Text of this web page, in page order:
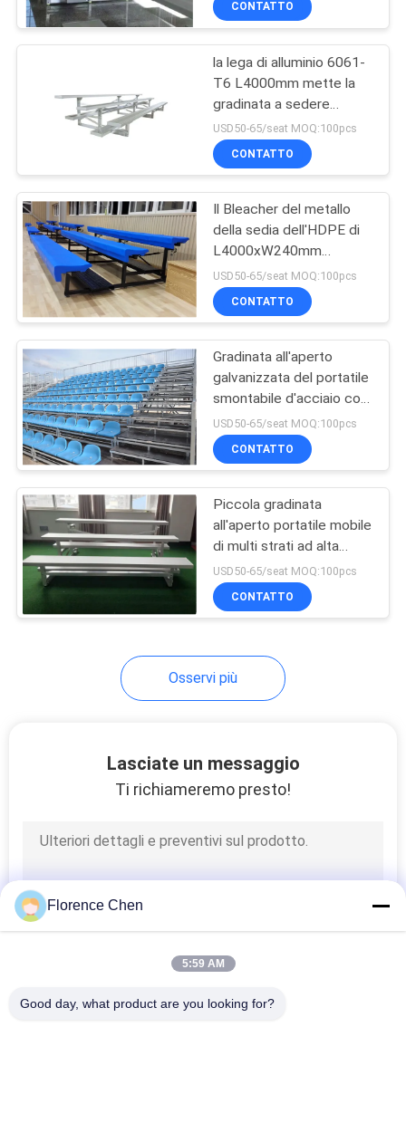
Sedie pieganti della
sala
Sedie del cinema
Conferenza Hall
Chair With Desk
sedie di scrittorio
Sedie di formazione
della stanza
Sedia aspettante
dell'aeroporto
CONTATTO
la lega di alluminio 6061-
T6 L4000mm mette la
gradinata a sedere
all'aperto portatile
USD50-65/seat MOQ:100pcs
CONTATTO
Il Bleacher del metallo
della sedia dell'HDPE di
L4000xW240mm
mette/disposizione dei
posti a sedere portatile
della tribuna
USD50-65/seat MOQ:100pcs
CONTATTO
Gradinata all'aperto
galvanizzata del portatile
smontabile d'acciaio con
la sedia dei pp
USD50-65/seat MOQ:100pcs
CONTATTO
Piccola gradinata
all'aperto portatile mobile
di multi strati ad alta
resistenza
USD50-65/seat MOQ:100pcs
CONTATTO
Osservi più
Lasciate un messaggio
Ti richiameremo presto!
Florence Chen
5:59 AM
Good day, what product are you looking for?